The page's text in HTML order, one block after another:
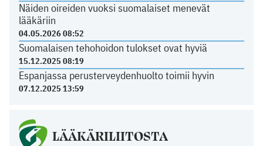
Näiden oireiden vuoksi suomalaiset menevät
lääkäriin
04.05.2026 08:52
Suomalaisen tehohoidon tulokset ovat hyviä
15.12.2025 08:19
Espanjassa perusterveydenhuolto toimii hyvin
07.12.2025 13:59
LÄÄKÄRILIITOSTA